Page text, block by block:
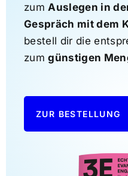
zum Auslegen in
Gespräch mit dem
bestell dir die
zumgünstigen
ZUR BESTELLUNG